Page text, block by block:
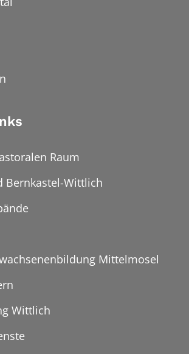
Raum
Bernkastel-Wittlich
Mittelmosel
Wittlich